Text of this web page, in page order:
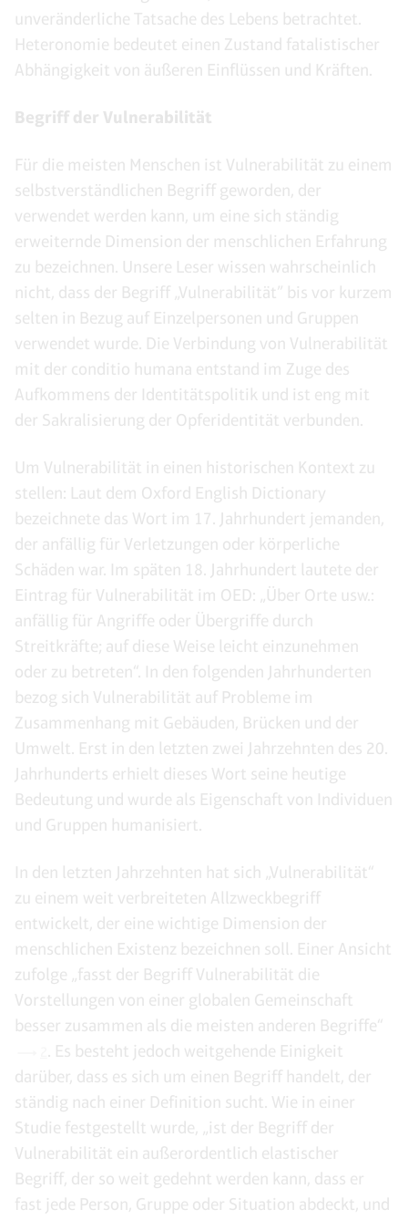
unveränderliche Tatsache des Lebens betrachtet.
Heteronomie bedeutet einen Zustand fatalistischer
Abhängigkeit von äußeren Einflüssen und Kräften.
Begriff der Vulnerabilität
Für die meisten Menschen ist Vulnerabilität zu einem
selbstverständlichen Begriff geworden, der
verwendet werden kann, um eine sich ständig
erweiternde Dimension der menschlichen Erfahrung
zu bezeichnen. Unsere Leser wissen wahrscheinlich
nicht, dass der Begriff „Vulnerabilität” bis vor kurzem
selten in Bezug auf Einzelpersonen und Gruppen
verwendet wurde. Die Verbindung von Vulnerabilität
mit der conditio humana entstand im Zuge des
Aufkommens der Identitätspolitik und ist eng mit
der Sakralisierung der Opferidentität verbunden.
Um Vulnerabilität in einen historischen Kontext zu
stellen: Laut dem Oxford English Dictionary
bezeichnete das Wort im 17. Jahrhundert jemanden,
der anfällig für Verletzungen oder körperliche
Schäden war. Im späten 18. Jahrhundert lautete der
Eintrag für Vulnerabilität im OED: „Über Orte usw.:
anfällig für Angriffe oder Übergriffe durch
Streitkräfte; auf diese Weise leicht einzunehmen
oder zu betreten“. In den folgenden Jahrhunderten
bezog sich Vulnerabilität auf Probleme im
Zusammenhang mit Gebäuden, Brücken und der
Umwelt. Erst in den letzten zwei Jahrzehnten des 20.
Jahrhunderts erhielt dieses Wort seine heutige
Bedeutung und wurde als Eigenschaft von Individuen
und Gruppen humanisiert.
In den letzten Jahrzehnten hat sich „Vulnerabilität“
zu einem weit verbreiteten Allzweckbegriff
entwickelt, der eine wichtige Dimension der
menschlichen Existenz bezeichnen soll. Einer Ansicht
zufolge „fasst der Begriff Vulnerabilität die
Vorstellungen von einer globalen Gemeinschaft
besser zusammen als die meisten anderen Begriffe“
. Es besteht jedoch weitgehende Einigkeit
darüber, dass es sich um einen Begriff handelt, der
ständig nach einer Definition sucht. Wie in einer
Studie festgestellt wurde, „ist der Begriff der
Vulnerabilität ein außerordentlich elastischer
Begriff, der so weit gedehnt werden kann, dass er
fast jede Person, Gruppe oder Situation abdeckt, und